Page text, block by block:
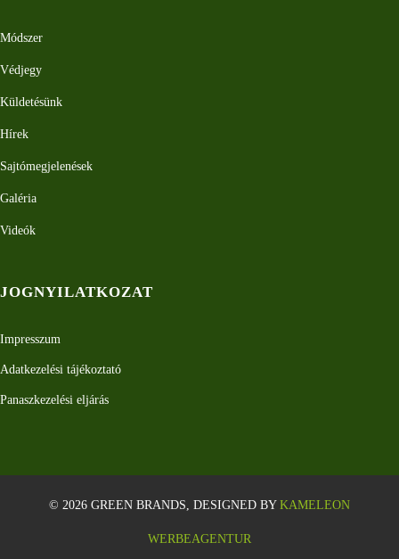
Módszer
Védjegy
Küldetésünk
Hírek
Sajtómegjelenések
Galéria
Videók
JOGNYILATKOZAT
Impresszum
Adatkezelési tájékoztató
Panaszkezelési eljárás
© 2026 GREEN BRANDS, DESIGNED BY KAMELEON
WERBEAGENTUR